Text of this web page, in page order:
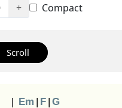
+ Compact
Scroll
Em | F | G